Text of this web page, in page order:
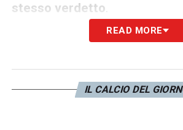
stesso verdetto
Ripartire da Spalletti può
sulla personalità. Perché alla
READ MORE
IL CALCIO DEL